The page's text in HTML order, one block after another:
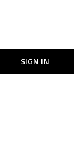
SIGN IN